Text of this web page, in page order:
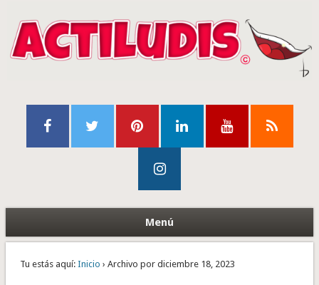
Menú
Tu estás aquí: Inicio › Archivo por diciembre 18, 2023